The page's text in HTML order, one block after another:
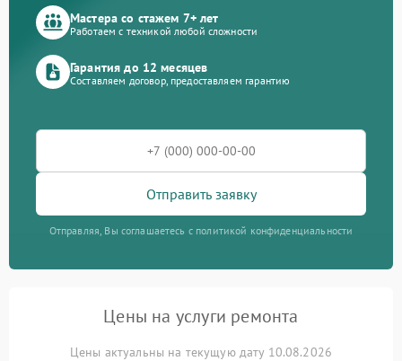
Мастера со стажем 7+ лет
Работаем с техникой любой сложности
Гарантия до 12 месяцев
Составляем договор, предоставляем гарантию
Отправить заявку
Отправляя, Вы соглашаетесь с политикой конфиденциальности
Цены на услуги ремонта
Цены актуальны на текущую дату 10.08.2026